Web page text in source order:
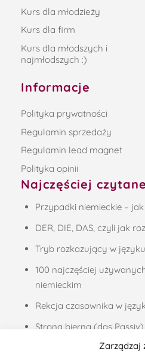
Zarządzaj
Kurs dla młodzieży
Kurs dla firm
Kurs dla młodszych i
najmłodszych :)
Informacje
Polityka prywatności
Regulamin sprzedaży
Regulamin lead magnet
Polityka opinii
Najczęściej
Przypadki niemieckie –
DER, DIE, DAS, czyli jak
Tryb rozkazujący w
100 najczęściej
niemieckim
Rekcja czasownika w
Strona bierna (das
Liczebniki porządkowe,